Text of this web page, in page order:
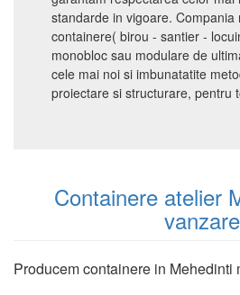
standarde in vigoare.
containere( birou - santier -
monobloc sau modulare de
cele mai noi si imbunatatite
proiectare si structurare, pentru
Containere atelier
vanzare
Producem containere in Mehedinti